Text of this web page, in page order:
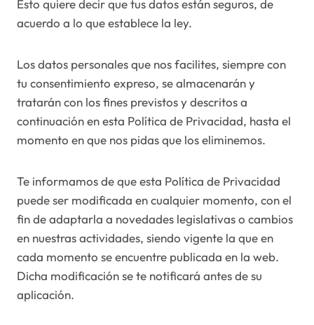
Esto quiere decir que tus datos están seguros, de
acuerdo a lo que establece la ley.
Los datos personales que nos facilites, siempre con
tu consentimiento expreso, se almacenarán y
tratarán con los fines previstos y descritos a
continuación en esta Política de Privacidad, hasta el
momento en que nos pidas que los eliminemos.
Te informamos de que esta Política de Privacidad
puede ser modificada en cualquier momento, con el
fin de adaptarla a novedades legislativas o cambios
en nuestras actividades, siendo vigente la que en
cada momento se encuentre publicada en la web.
Dicha modificación se te notificará antes de su
aplicación.